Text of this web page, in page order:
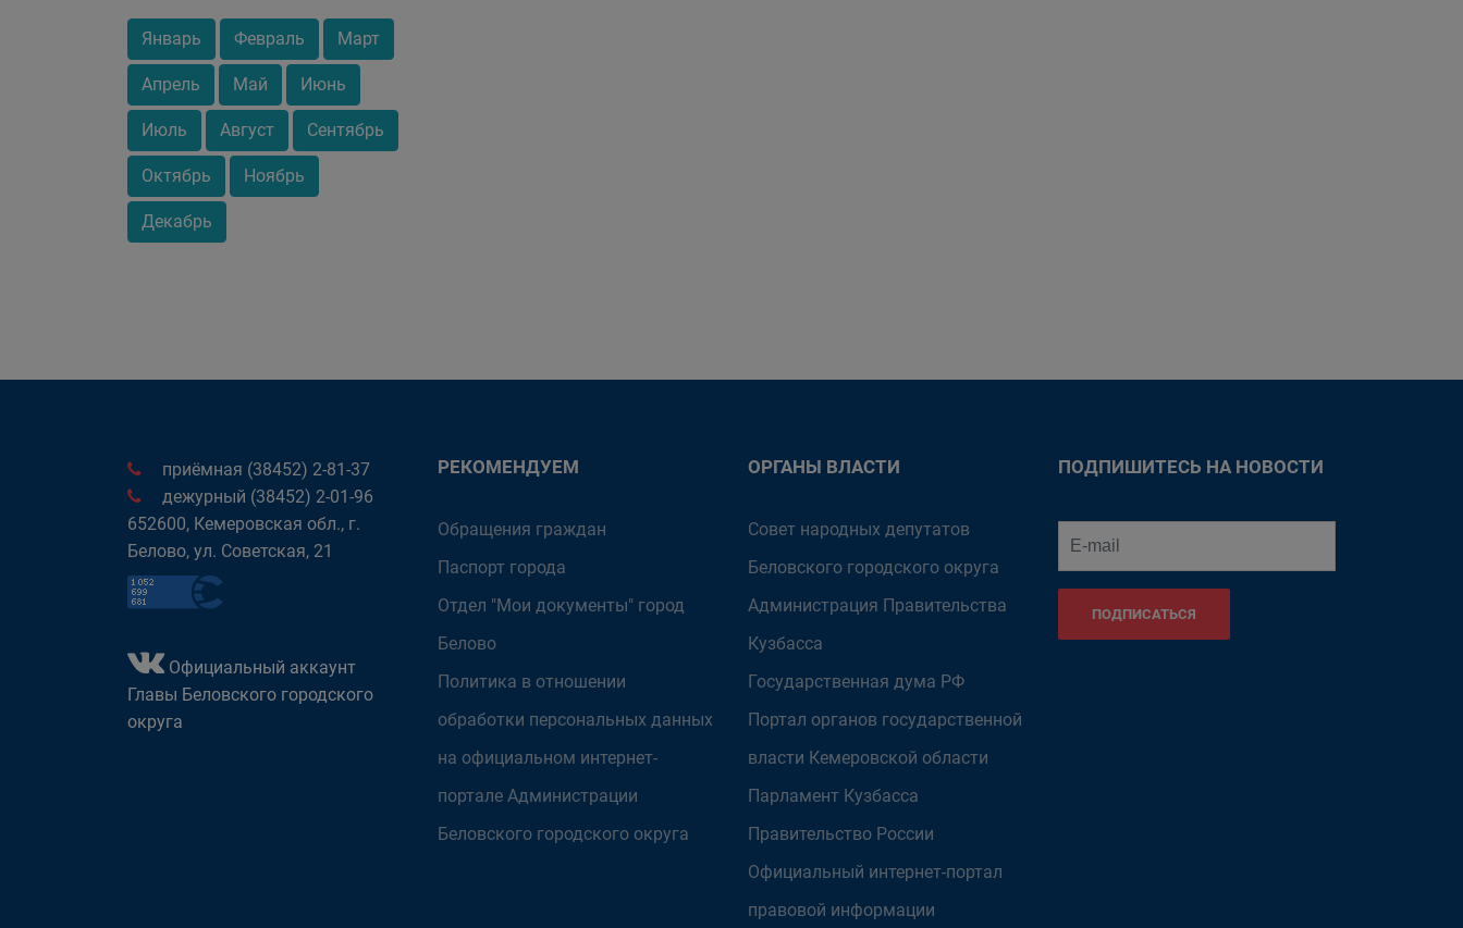
Январь Февраль Март
Апрель Май Июнь
Июль Август Сентябрь
Октябрь Ноябрь
Декабрь
приёмная (38452) 2-81-37
дежурный (38452) 2-01-96
652600, Кемеровская обл., г.
Белово, ул. Советская, 21
Официальный аккаунт
Главы Беловского городского
округа
РЕКОМЕНДУЕМ
Обращения граждан
Паспорт города
Отдел "Мои документы" город
Белово
Политика в отношении
обработки персональных данных
на официальном интернет-
портале Администрации
Беловского городского округа
ОРГАНЫ ВЛАСТИ
Совет народных депутатов
Беловского городского округа
Администрация Правительства
Кузбасса
Государственная дума РФ
Портал органов государственной
власти Кемеровской области
Парламент Кузбасса
Правительство России
Официальный интернет-портал
правовой информации
ПОДПИШИТЕСЬ НА НОВОСТИ
ПОДПИСАТЬСЯ